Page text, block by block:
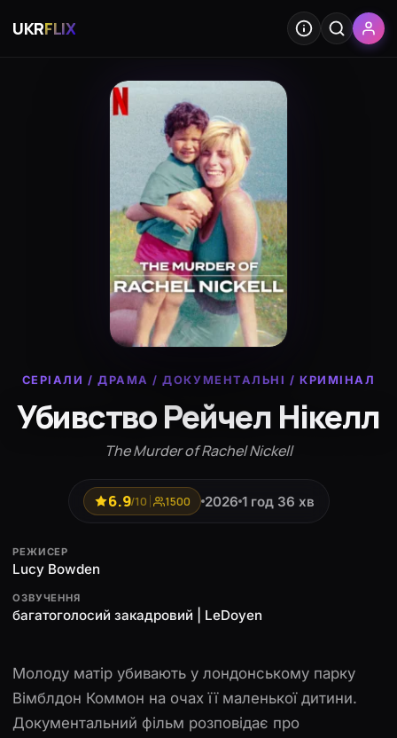
UKRFLIX
СЕРІАЛИ /ДРАМА /ДОКУМЕНТАЛЬНІ / КРИМІНАЛ
Убивство Рейчел Нікелл
The Murder of Rachel Nickell
6.9/10 1500 2026 1 год 36 хв
РЕЖИСЕР
Lucy Bowden
ОЗВУЧЕННЯ
багатоголосий закадровий | LeDoyen
Молоду матір убивають у лондонському парку
Вімблдон Коммон на очах її маленької дитини.
Документальний фільм розповідає про